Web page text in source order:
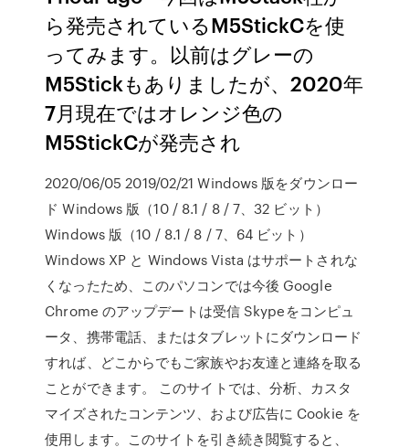
ら発売されているM5StickCを使
ってみます。以前はグレーの
M5Stickもありましたが、2020年
7月現在ではオレンジ色の
M5StickCが発売され
2020/06/05 2019/02/21 Windows 版をダウンロー
ド Windows 版（10 / 8.1 / 8 / 7、32 ビット）
Windows 版（10 / 8.1 / 8 / 7、64 ビット）
Windows XP と Windows Vista はサポートされな
くなったため、このパソコンでは今後 Google
Chrome のアップデートは受信 Skypeをコンピュ
ータ、携帯電話、またはタブレットにダウンロード
すれば、どこからでもご家族やお友達と連絡を取る
ことができます。 このサイトでは、分析、カスタ
マイズされたコンテンツ、および広告に Cookie を
使用します。このサイトを引き続き閲覧すると、